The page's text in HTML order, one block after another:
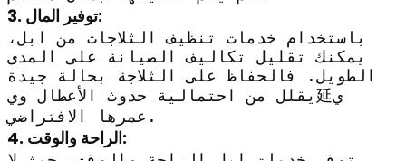
3. توفير المال:
باستخدام خدمات تنظيف الثلاجات من ابل،
يمكنك تقليل تكاليف الصيانة على المدى
الطويل. فالحفاظ على الثلاجة بحالة جيدة
يقلل من احتمالية حدوث الأعطال وي延ي
عمرها الافتراضي.
4. الراحة والوقت: